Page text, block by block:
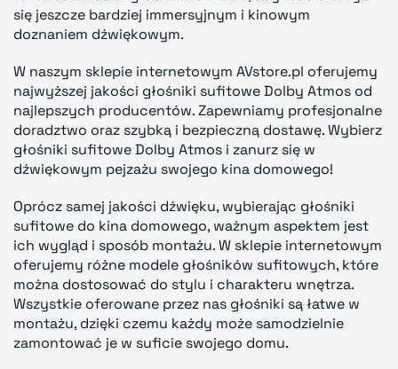
się jeszcze bardziej immersyjnym i kinowym
doznaniem dźwiękowym.
W naszym sklepie internetowym AVstore.pl oferujemy
najwyższej jakości głośniki sufitowe Dolby Atmos od
najlepszych producentów. Zapewniamy profesjonalne
doradztwo oraz szybką i bezpieczną dostawę. Wybierz
głośniki sufitowe Dolby Atmos i zanurz się w
dźwiękowym pejzażu swojego kina domowego!
Oprócz samej jakości dźwięku, wybierając głośniki
sufitowe do kina domowego, ważnym aspektem jest
ich wygląd i sposób montażu. W sklepie internetowym
oferujemy różne modele głośników sufitowych, które
można dostosować do stylu i charakteru wnętrza.
Wszystkie oferowane przez nas głośniki są łatwe w
montażu, dzięki czemu każdy może samodzielnie
zamontować je w suficie swojego domu.